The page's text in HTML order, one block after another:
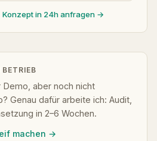
Konzept in 24h anfragen →
aber noch nicht
Genau dafür arbeite ich: Audit,
in 2–6 Wochen.
machen →